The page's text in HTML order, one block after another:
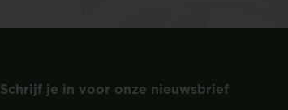
Schrijf je in voor onze nieuwsbrief